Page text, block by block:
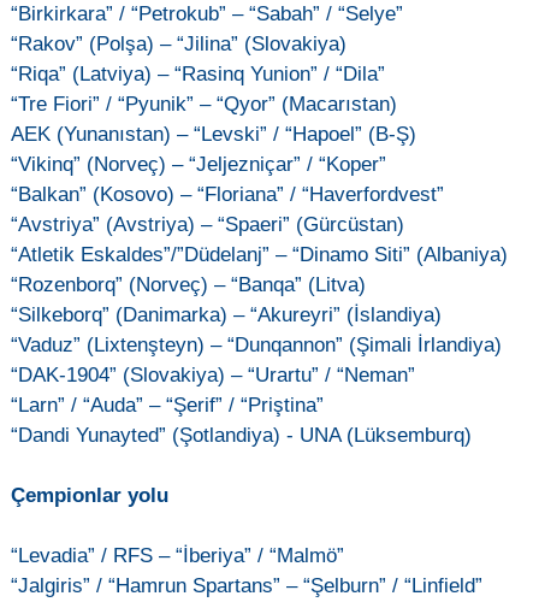
“Birkirkara” / “Petrokub” – “Sabah” / “Selye”
“Rakov” (Polşa) – “Jilina” (Slovakiya)
“Riqa” (Latviya) – “Rasinq Yunion” / “Dila”
“Tre Fiori” / “Pyunik” – “Qyor” (Macarıstan)
AEK (Yunanıstan) – “Levski” / “Hapoel” (B-Ş)
“Vikinq” (Norveç) – “Jeljezniçar” / “Koper”
“Balkan” (Kosovo) – “Floriana” / “Haverfordvest”
“Avstriya” (Avstriya) – “Spaeri” (Gürcüstan)
“Atletik Eskaldes”/”Düdelanj” – “Dinamo Siti” (Albaniya)
“Rozenborq” (Norveç) – “Banqa” (Litva)
“Silkeborq” (Danimarka) – “Akureyri” (İslandiya)
“Vaduz” (Lixtenşteyn) – “Dunqannon” (Şimali İrlandiya)
“DAK-1904” (Slovakiya) – “Urartu” / “Neman”
“Larn” / “Auda” – “Şerif” / “Priştina”
“Dandi Yunayted” (Şotlandiya) - UNA (Lüksemburq)
Çempionlar yolu
“Levadia” / RFS – “İberiya” / “Malmö”
“Jalgiris” / “Hamrun Spartans” – “Şelburn” / “Linfield”